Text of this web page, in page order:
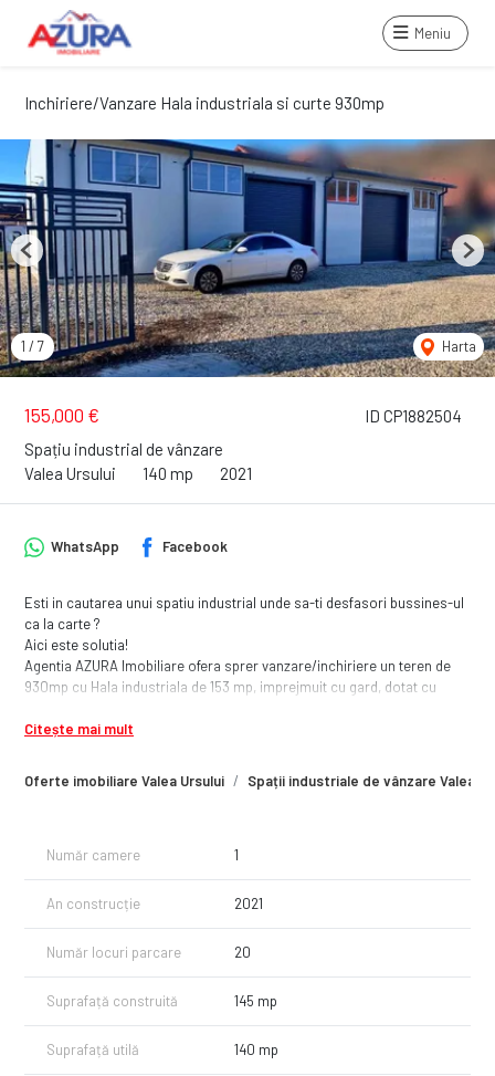
Meniu
Inchiriere/Vanzare Hala industriala si curte 930mp
ID CP1882504
155,000 €
Spațiu industrial de vânzare
Valea Ursului
140 mp 2021
1 / 7 Harta
Previous Next
Oferte imobiliare Valea Ursului Spații industriale de vânzare Valea
WhatsApp Facebook
Esti in cautarea unui spatiu industrial unde sa-ti desfasori bussines-ul
ca la carte ?
Aici este solutia!
Agentia AZURA Imobiliare ofera sprer vanzare/inchiriere un teren de
930mp cu Hala industriala de 153 mp, imprejmuit cu gard, dotat cu
In curte se pot parca 20 de masini tip turism sau 12 autoutilitare!
Daca este pe gustul tau nu ezita sa ne contactezi pentru vizionare!
Citește mai mult
Număr camere 1
An construcție 2021
Număr locuri parcare 20
Suprafață construită 145 mp
Suprafață utilă 140 mp